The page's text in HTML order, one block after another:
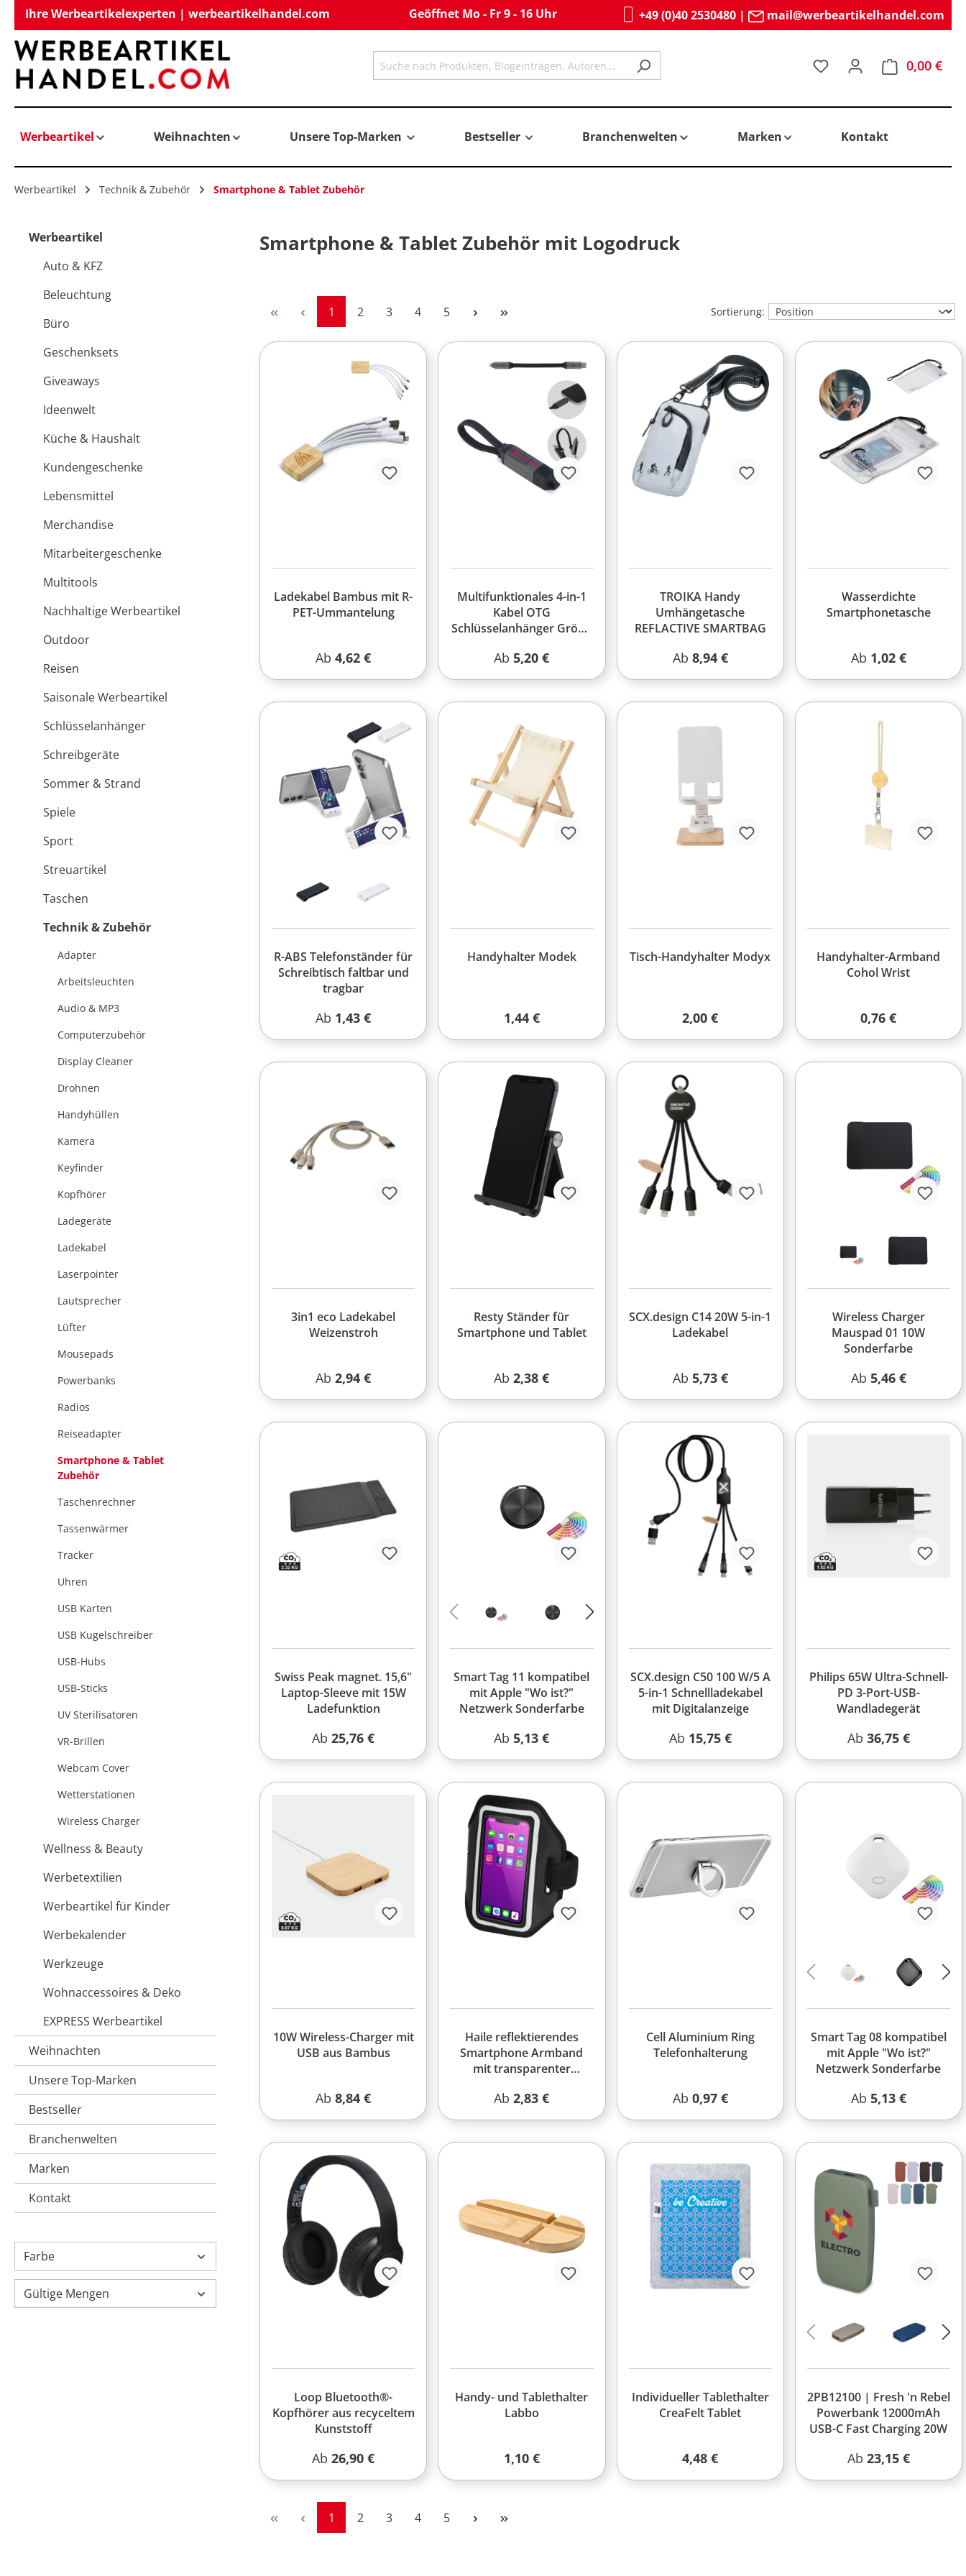
Zur Hauptnavigation springen
Ihre Werbeartikelexperten | werbeartikelhandel.com Geöffnet Mo - Fr 9 - 16 Uhr +49 (0)40 2530480| mail@werbeartikelhandel.com
Du hast 0 Produkte auf
0,00 €
Werbeartikel Weihnachten Unsere Top-Marken Bestseller Branchenwelten Marken Kontakt
Werbeartikel Technik & Zubehör Smartphone & Tablet Zubehör
Smartphone & Tablet Zubehör mit Logodruck
Seite
1 Seite
2 Seite
3 Seite
4 Seite
5 Sortierung:
Ladekabel Bambus mit R-
PET-Ummantelung
Regulärer Preis:
Ab4,62 €
Multifunktionales 4-in-1
Kabel OTG
Schlüsselanhänger Größe
Regulärer Preis:
Ab5,20 €
TROIKA Handy
Umhängetasche
REFLACTIVE SMARTBAG
Regulärer Preis:
Ab 8,94 €
Wasserdichte
Smartphonetasche
Regulärer Preis:
Ab 1,02 €
R-ABS Telefonständer für
Schreibtisch faltbar und
tragbar
Regulärer Preis:
Ab 1,43 €
Handyhalter Modek
Regulärer Preis:
1,44 €
Tisch-Handyhalter Modyx
Regulärer Preis:
2,00 €
Handyhalter-Armband
Cohol Wrist
Regulärer Preis:
0,76 €
3in1 eco Ladekabel
Weizenstroh
Regulärer Preis:
Ab2,94 €
Resty Ständer für
Smartphone und Tablet
Regulärer Preis:
Ab2,38 €
SCX.design C14 20W 5-in-1
Ladekabel
Regulärer Preis:
Ab 5,73 €
Wireless Charger
Mauspad 01 10W
Sonderfarbe
Regulärer Preis:
Ab 5,46 €
Swiss Peak magnet. 15,6"
Laptop-Sleeve mit 15W
Ladefunktion
Regulärer Preis:
Ab25,76 €
Smart Tag 11 kompatibel
mit Apple "Wo ist?"
Netzwerk Sonderfarbe
Regulärer Preis:
Ab5,13 €
SCX.design C50 100 W/5 A
5-in-1 Schnellladekabel
mit Digitalanzeige
Regulärer Preis:
Ab 15,75 €
Philips 65W Ultra-Schnell-
PD 3-Port-USB-
Wandladegerät
Regulärer Preis:
Ab 36,75 €
10W Wireless-Charger mit
USB aus Bambus
Regulärer Preis:
Ab8,84 €
Haile reflektierendes
Smartphone Armband
mit transparenter
Regulärer Preis:
Ab2,83 €
Cell Aluminium Ring
Telefonhalterung
Regulärer Preis:
Ab 0,97 €
Smart Tag 08 kompatibel
mit Apple "Wo ist?"
Netzwerk Sonderfarbe
Regulärer Preis:
Ab 5,13 €
Loop Bluetooth®-
Kopfhörer aus recyceltem
Kunststoff
Regulärer Preis:
Ab26,90 €
Handy- und Tablethalter
Labbo
Regulärer Preis:
1,10 €
Individueller Tablethalter
CreaFelt Tablet
Regulärer Preis:
4,48 €
2PB12100 | Fresh 'n Rebel
Powerbank 12000mAh
USB-C Fast Charging 20W
Regulärer Preis:
Ab 23,15 €
Seite
1 Seite
2 Seite
3 Seite
4 Seite
5
Werbeartikel
Auto & KFZ
Beleuchtung
Büro
Geschenksets
Giveaways
Ideenwelt
Küche & Haushalt
Kundengeschenke
Lebensmittel
Merchandise
Mitarbeitergeschenke
Multitools
Nachhaltige Werbeartikel
Outdoor
Reisen
Saisonale Werbeartikel
Schlüsselanhänger
Schreibgeräte
Sommer & Strand
Spiele
Sport
Streuartikel
Taschen
Technik & Zubehör
Adapter
Arbeitsleuchten
Audio & MP3
Computerzubehör
Display Cleaner
Drohnen
Handyhüllen
Kamera
Keyfinder
Kopfhörer
Ladegeräte
Ladekabel
Laserpointer
Lautsprecher
Lüfter
Mousepads
Powerbanks
Radios
Reiseadapter
Smartphone & Tablet
Zubehör
Taschenrechner
Tassenwärmer
Tracker
Uhren
USB Karten
USB Kugelschreiber
USB-Hubs
USB-Sticks
UV Sterilisatoren
VR-Brillen
Webcam Cover
Wetterstationen
Wireless Charger
Wellness & Beauty
Werbetextilien
Werbeartikel für Kinder
Werbekalender
Werkzeuge
Wohnaccessoires & Deko
EXPRESS Werbeartikel
Weihnachten
Unsere Top-Marken
Bestseller
Branchenwelten
Marken
Kontakt
Farbe
Gültige Mengen